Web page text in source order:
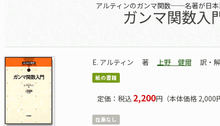
アルティンのガンマ関数──名著が日
ガンマ関数入
E. アルティン 著 上野 健爾 訳・
紙の書籍
定価：税込 2,200円（本体価格 2,000
在庫なし